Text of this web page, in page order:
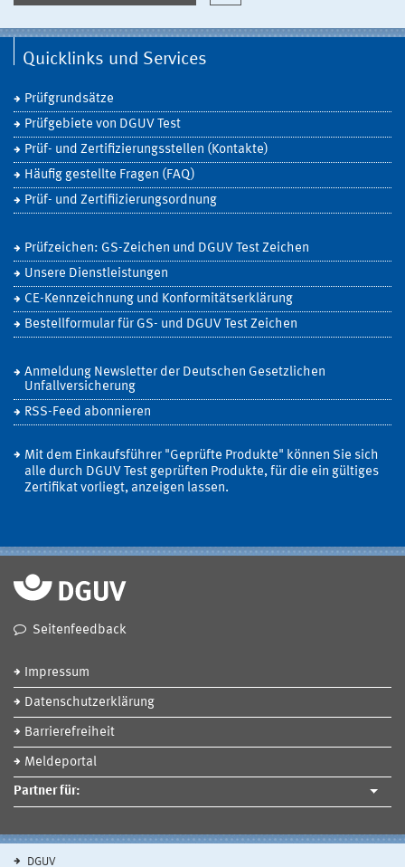
Quicklinks und Services
Prüfgrundsätze
Prüfgebiete von DGUV Test
Prüf- und Zertifizierungsstellen (Kontakte)
Häufig gestellte Fragen (FAQ)
Prüf- und Zertifiizierungsordnung
Prüfzeichen: GS-Zeichen und DGUV Test Zeichen
Unsere Dienstleistungen
CE-Kennzeichnung und Konformitätserklärung
Bestellformular für GS- und DGUV Test Zeichen
Anmeldung Newsletter der Deutschen Gesetzlichen
Unfallversicherung
RSS-Feed abonnieren
Mit dem Einkaufsführer "Geprüfte Produkte" können Sie sich
alle durch DGUV Test geprüften Produkte, für die ein gültiges
Zertifikat vorliegt, anzeigen lassen.
Seitenfeedback
Impressum
Datenschutzerklärung
Barrierefreiheit
Meldeportal
Partner für:
DGUV